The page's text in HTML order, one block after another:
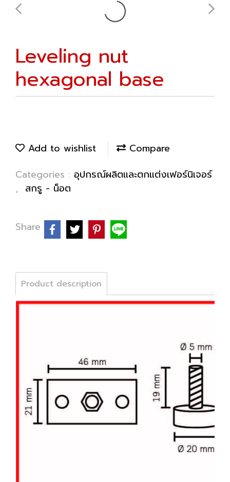
Leveling nut
hexagonal base
Add to wishlist
Compare
Categories : อุปกรณ์ผลิตและตกแต่งเฟอร์นิเจอร์
, สกรู - น็อต
Share
Product description